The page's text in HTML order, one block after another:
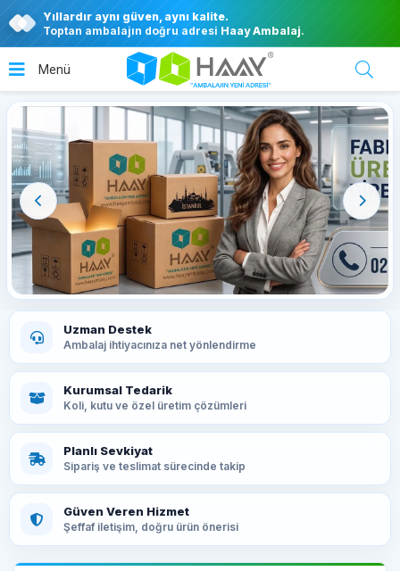
Yıllardır aynı güven, aynı kalite.
Toptan ambalajın doğru adresi Haay Ambalaj.
Uzman Destek
Ambalaj ihtiyacınıza net yönlendirme
Kurumsal Tedarik
Koli, kutu ve özel üretim çözümleri
Planlı Sevkiyat
Sipariş ve teslimat sürecinde takip
Güven Veren Hizmet
Şeffaf iletişim, doğru ürün önerisi